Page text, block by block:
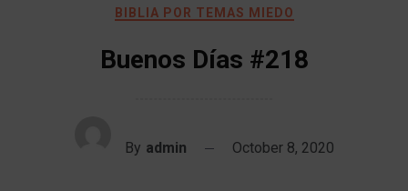
BIBLIA POR TEMAS MIEDO
Buenos Días #218
By admin October 8, 2020